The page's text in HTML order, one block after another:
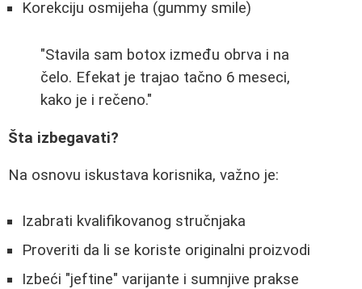
Korekciju osmijeha (gummy smile)
"Stavila sam botox između obrva i na
čelo. Efekat je trajao tačno 6 meseci,
kako je i rečeno."
Šta izbegavati?
Na osnovu iskustava korisnika, važno je:
Izabrati kvalifikovanog stručnjaka
Proveriti da li se koriste originalni proizvodi
Izbeći "jeftine" varijante i sumnjive prakse